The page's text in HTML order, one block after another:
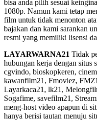
bisa anda pilih sesuai
1080p. Namun kami tetap
film untuk tidak menonton
bajakan dan kami sarankan
resmi yang memiliki lisensi
LAYARWARNA21 Tidak
hubungan kerja dengan situs
cgvindo, bioskopkeren,
kawanfilm21, Fmoviez,
Layarkaca21, lk21,
Sogafime, savefilm21,
meng-host video apapun di
hanya berisi tautan menuju